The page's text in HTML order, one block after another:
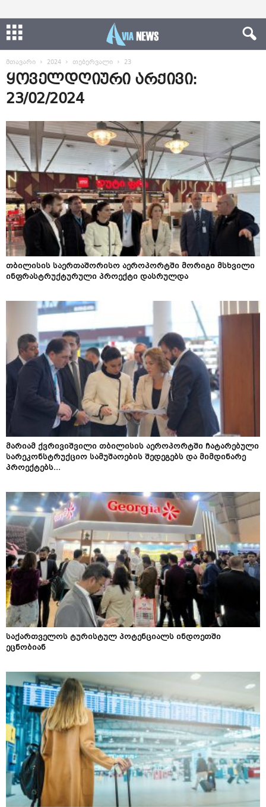
მთავარი 2024 თებერვალი 23
ყოველდღიური არქივი:
23/02/2024
თბილისის საერთაშორისო აეროპორტში მორიგი მსხვილი
ინფრასტრუქტურული პროექტი დასრულდა
მარიამ ქვრივიშვილი თბილისის აეროპორტში ჩატარებული
სარეკონსტრუქციო სამუშაოების შედეგებს და მიმდინარე
პროექტებს...
საქართველოს ტურისტულ პოტენციალს ინდოეთში
ეცნობიან